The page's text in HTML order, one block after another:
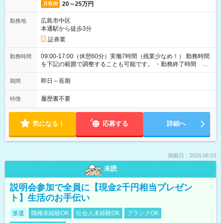
月収例 20～25万円
勤務地
広島市中区
本通駅から徒歩3分
証券業
勤務時間
09:00-17:00（休憩60分）実働7時間（残業少なめ！） 勤務時間
を下記の範囲で調整することも可能です。 ・勤務終了時間
15:30～17:00 ・実働 05:30～07:00
期間 即日～長期
特徴 履歴書不要
気になる！ 応募する 詳細へ
掲載日：2026.08.03
未読
説明会参加で全員に【現金2千円相当プレゼン
ト】生活のお手伝い
派遣 職種未経験OK 社会人未経験OK
ブランクOK